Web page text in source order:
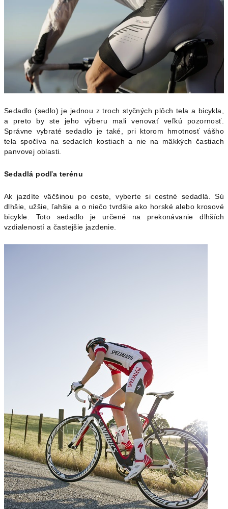
Sedadlo (sedlo) je jednou z troch styčných plôch tela a bicykla,
a preto by ste jeho výberu mali venovať veľkú pozornosť.
Správne vybraté sedadlo je také, pri ktorom hmotnosť vášho
tela spočíva na sedacích kostiach a nie na mäkkých častiach
panvovej oblasti.
Sedadlá podľa terénu
Ak jazdíte väčšinou po ceste, vyberte si cestné sedadlá. Sú
dlhšie, užšie, ľahšie a o niečo tvrdšie ako horské alebo krosové
bicykle. Toto sedadlo je určené na prekonávanie dlhších
vzdialeností a častejšie jazdenie.